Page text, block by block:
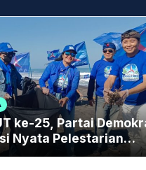
ke-25, Partai
Nyata Pelestarian